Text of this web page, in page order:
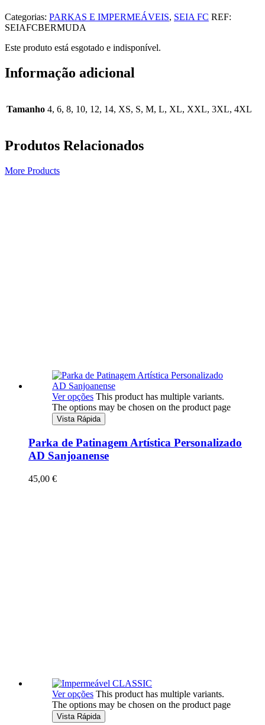
Categorias: PARKAS E IMPERMEÁVEIS, SEIA FC REF:
SEIAFCBERMUDA
Este produto está esgotado e indisponível.
Informação adicional
Tamanho 4, 6, 8, 10, 12, 14, XS, S, M, L, XL, XXL, 3XL, 4XL
Produtos Relacionados
More Products
Ver opções This product has multiple variants.
The options may be chosen on the product page
Vista Rápida
Parka de Patinagem Artística Personalizado
AD Sanjoanense
45,00 €
Ver opções This product has multiple variants.
The options may be chosen on the product page
Vista Rápida